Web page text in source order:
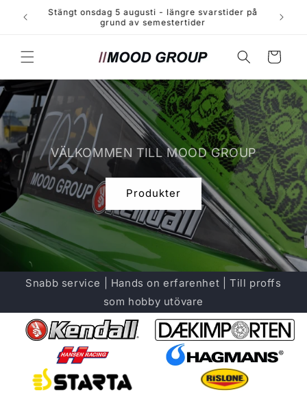
vidare
till
på Ses på Tranås Cruising 8 augusti
Varukorg
VÄLKOMMEN TILL MOOD GROUP
Produkter
Snabb service | Hands on erfarenhet | Till proffs
som hobby utövare